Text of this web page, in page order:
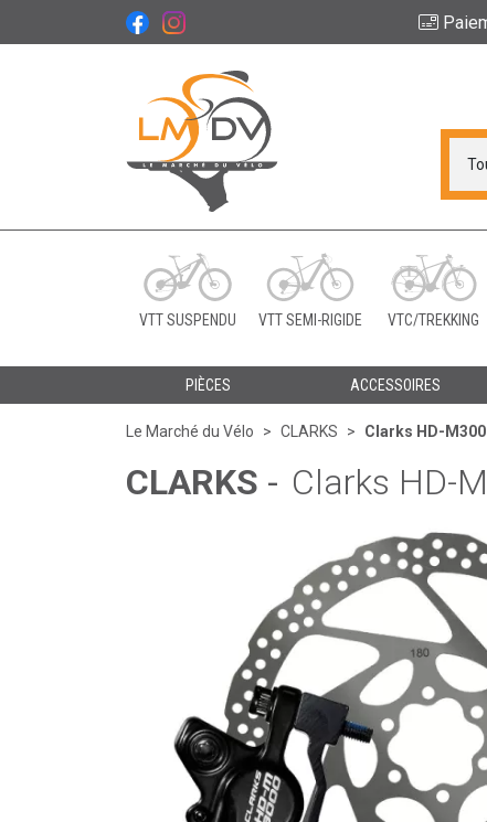
Le Marché du
VTT SUSPENDU VTT SEMI-RIGIDE VTC/TREKKING
PIÈCES ACCESSOIRES
Le Marché du Vélo CLARKS Clarks HD-
CLARKS - Clarks HD-